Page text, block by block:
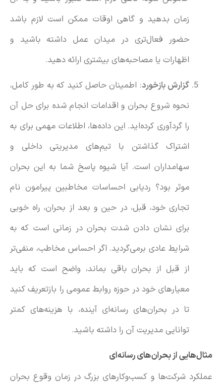
زمان بدهید و گاهی اوقات ممکن است لازم باشد
حضور فعال‌تری در میدان عمل داشته باشید و
اظهارات یا مصاحبه‌های بیشتری ارائه دهید.
گزارش بازخورد: اطمینان حاصل کنید که به طور کامل،
نحوه شروع بحران و اقدامات انجام شده برای حل آن
را گردآوری کرده‌اید. این داده‌ها، اطلاعات مهمی برای به
اشتراک گذاشتن با تیم‌های مدیریتی داخلی و
سهامداران است. آیا شیوه پاسخ شما به این بحران
موثر بود؟ ردیابی احساسات مخاطبین پیرامون نام
تجاری خود، قبل، در حین و بعد از بحران، راه خوبی
برای نشان دادن شدت بحران در زمانی است که به
شرایط عادی برمی‌گردید. اگر احساس مخاطب، منفی‌تر
از قبل از بحران باقی بماند، واضح است که باید
معیارهای خود در حوزه روابط عمومی را بازتعریف کنید
تا در بحران‌های رسانه‌ای آینده، با هزینه‌های کمتر
توانایی مدیریت آن را داشته باشید.
مثال‌هایی از بحران‌های رسانه‌ای
عملکرد شرکت‌ها و کسب‌وکارهای بزرگ در زمان وقوع بحران